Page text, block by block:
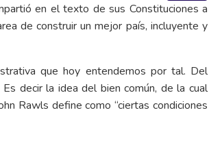
en el texto de sus Constituciones a
de construir un mejor país, incluyente y
que hoy entendemos por tal. Del
decir la idea del bien común, de la cual
Rawls define como “ciertas condiciones